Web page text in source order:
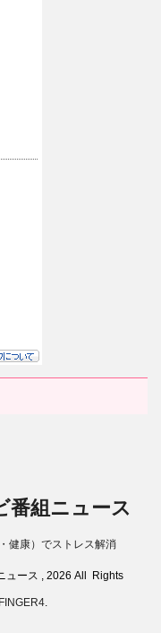
番組ニュース
健康）でストレス解消
ュース , 2026 All Rights
.